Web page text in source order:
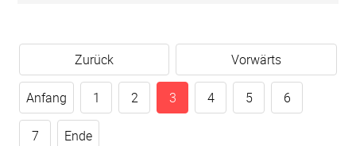
Zurück Vorwärts
Anfang 1 2 3 4 5 6
7 Ende